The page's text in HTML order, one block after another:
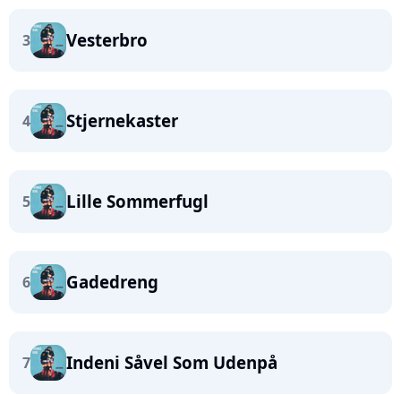
3 Vesterbro
4 Stjernekaster
5 Lille Sommerfugl
6 Gadedreng
7 Indeni Såvel Som Udenpå